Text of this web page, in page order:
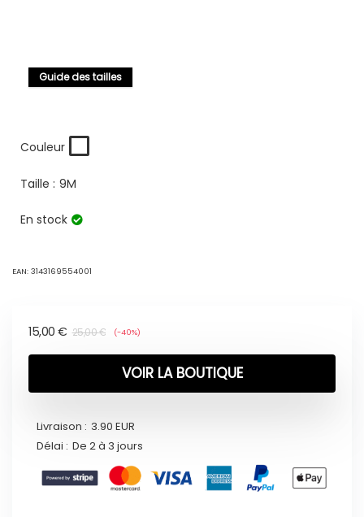
Guide des tailles
Couleur
Taille : 9M
En stock
EAN: 3143169554001
25,00€
15,00 € (-40%)
VOIR LA BOUTIQUE
Livraison : 3.90 EUR
Délai : De 2 à 3 jours